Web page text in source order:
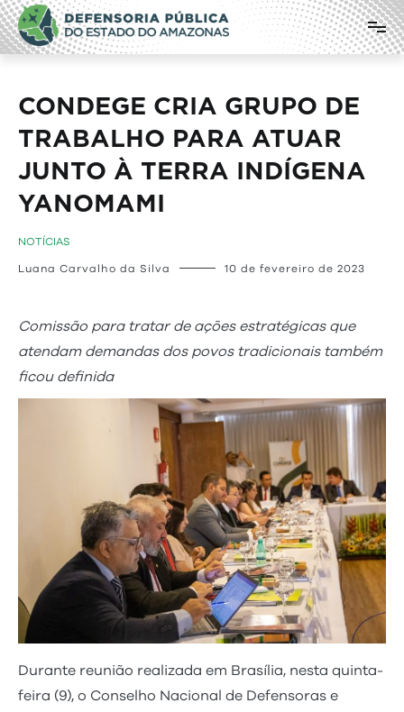
Pular
para
o
conteúdo
Defensoria Pública do Estado do
Amazonas
CONDEGE CRIA GRUPO DE
TRABALHO PARA ATUAR
JUNTO À TERRA INDÍGENA
YANOMAMI
NOTÍCIAS
Luana Carvalho da Silva 10 de fevereiro de 2023
Comissão para tratar de ações estratégicas que
atendam demandas dos povos tradicionais também
ficou definida
Durante reunião realizada em Brasília, nesta quinta-
feira (9), o Conselho Nacional de Defensoras e